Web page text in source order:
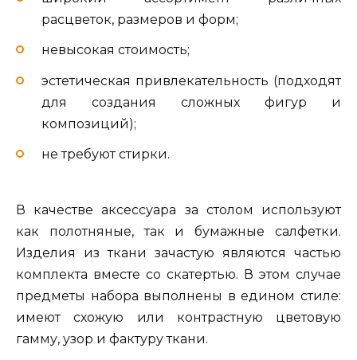
расцветок, размеров и форм;
невысокая стоимость;
эстетическая привлекательность (подходят
для создания сложных фигур и
композиций);
не требуют стирки.
В качестве аксессуара за столом используют
как полотняные, так и бумажные салфетки.
Изделия из ткани зачастую являются частью
комплекта вместе со скатертью. В этом случае
предметы набора выполнены в едином стиле:
имеют схожую или контрастную цветовую
гамму, узор и фактуру ткани.